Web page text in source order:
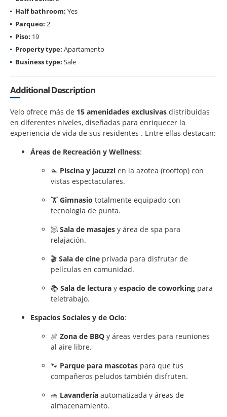
Half bathroom: Yes
Parqueo: 2
Piso: 19
Property type: Apartamento
Business type: Sale
Additional Description
Velo ofrece más de 15 amenidades exclusivas distribuidas
en diferentes niveles, diseñadas para enriquecer la
experiencia de vida de sus residentes . Entre ellas destacan:
Áreas de Recreación y Wellness:
🏊 Piscina y jacuzzi en la azotea (rooftop) con
vistas espectaculares.
🏋️ Gimnasio totalmente equipado con
tecnología de punta.
🧖 Sala de masajes y área de spa para
relajación.
🎬 Sala de cine privada para disfrutar de
películas en comunidad.
📚 Sala de lectura y espacio de coworking para
teletrabajo.
Espacios Sociales y de Ocio:
🍖 Zona de BBQ y áreas verdes para reuniones
al aire libre.
🐾 Parque para mascotas para que tus
compañeros peludos también disfruten.
🧺 Lavandería automatizada y áreas de
almacenamiento.